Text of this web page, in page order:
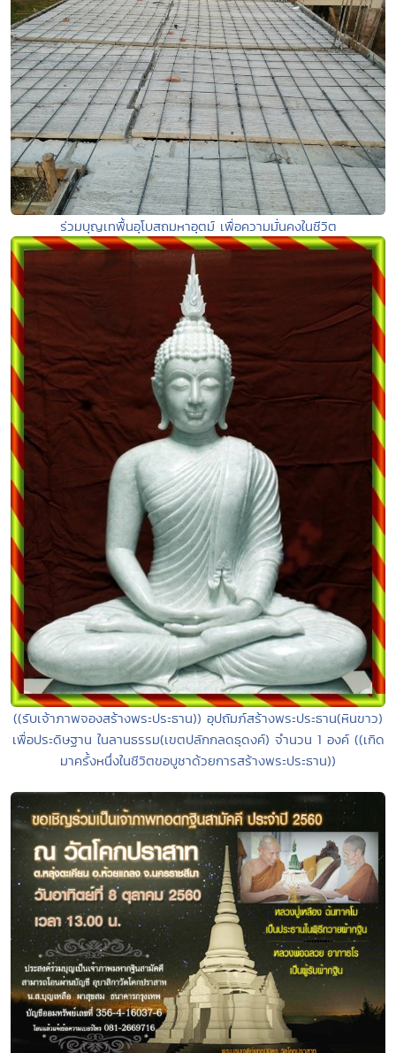
ร่วมบุญเทพื้นอุโบสถมหาอุตม์ เพื่อความมั่นคงในชีวิต
((รับเจ้าภาพจองสร้างพระประธาน)) อุปถัมภ์สร้างพระประธาน(หินขาว)
เพื่อประดิษฐาน ในลานธรรม(เขตปลักกลดธุดงค์) จำนวน 1 องค์ ((เกิด
มาครั้งหนึ่งในชีวิตขอบูชาด้วยการสร้างพระประธาน))